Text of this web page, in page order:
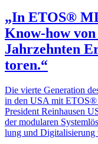
„In ETOS®
Know-how von
Jahr­zehnten
toren.“
Die vierte Gene­ra­tion
in den USA mit ETOS®
Presi­dent Rein­hausen
der modu­laren
lung und Digi­ta­li­sie­rung